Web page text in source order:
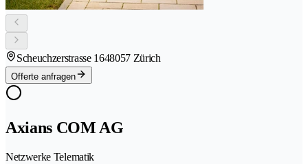
Scheuchzerstrasse 1648057 Zürich
Offerte anfragen
Axians COM AG
Netzwerke Telematik